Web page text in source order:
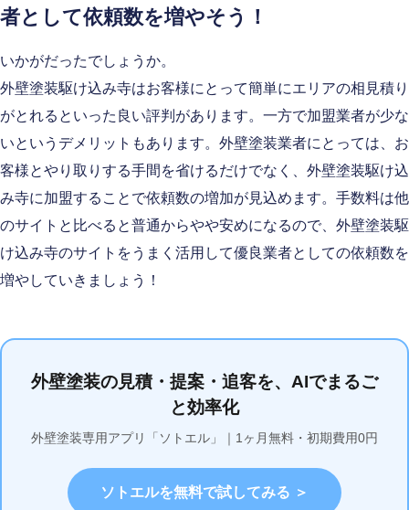
者として依頼数を増やそう！
いかがだったでしょうか。
外壁塗装駆け込み寺はお客様にとって簡単にエリアの相見積り
がとれるといった良い評判があります。一方で加盟業者が少な
いというデメリットもあります。外壁塗装業者にとっては、お
客様とやり取りする手間を省けるだけでなく、外壁塗装駆け込
み寺に加盟することで依頼数の増加が見込めます。手数料は他
のサイトと比べると普通からやや安めになるので、外壁塗装駆
け込み寺のサイトをうまく活用して優良業者としての依頼数を
増やしていきましょう！
外壁塗装の見積・提案・追客を、AIでまるご
と効率化
外壁塗装専用アプリ「ソトエル」｜1ヶ月無料・初期費用0円
ソトエルを無料で試してみる ＞